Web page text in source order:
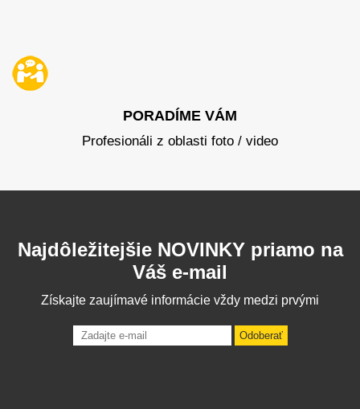
PORADÍME VÁM
Profesionáli z oblasti foto / video
Najdôležitejšie NOVINKY priamo na
Váš e-mail
Získajte zaujímavé informácie vždy medzi prvými
Odoberať